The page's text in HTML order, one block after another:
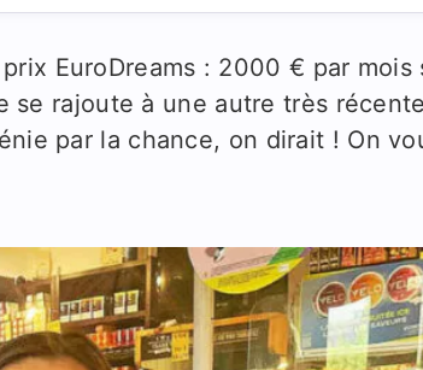
EuroDreams : 2000 € par mois
se rajoute à une autre très
par la chance, on dirait ! On